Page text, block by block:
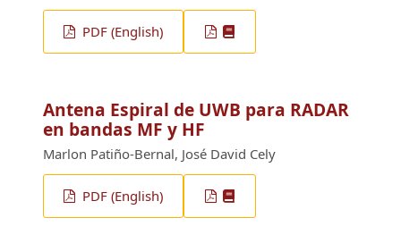
PDF (English)
Antena Espiral de UWB para RADAR
en bandas MF y HF
Marlon Patiño-Bernal, José David Cely
PDF (English)